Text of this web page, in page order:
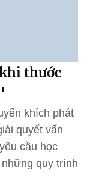
thước
khích phát
quyết vấn
cầu học
quy trình